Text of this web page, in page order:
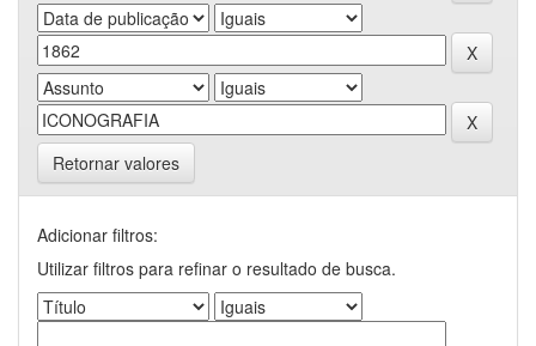
Retornar valores
Adicionar filtros:
Utilizar filtros para refinar o resultado de busca.